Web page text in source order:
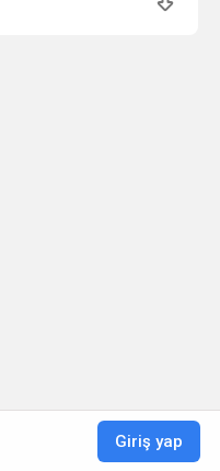
Giriş yap
alternatif olarak